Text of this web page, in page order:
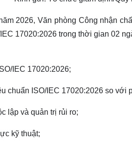
2026, Văn phòng Công nhận
17020:2026 trong thời gian 02
IEC 17020:2026;
chuẩn ISO/IEC 17020:2026 so với
lập và quản trị rủi ro;
kỹ thuật;